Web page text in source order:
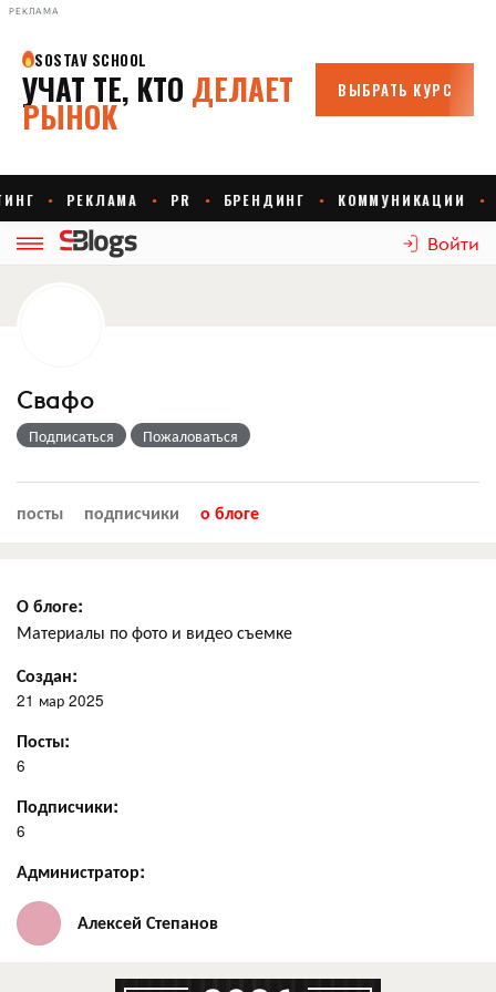
РЕКЛАМА
Войти
Свафо
Подписаться Пожаловаться
посты подписчики о блоге
О блоге:
Материалы по фото и видео съемке
Создан:
21 мар 2025
Посты:
6
Подписчики:
6
Администратор:
Алексей Степанов